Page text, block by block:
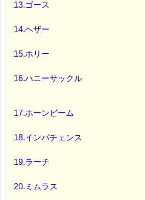
13.ゴース
14.ヘザー
15.ホリー
16.ハニーサックル
17.ホーンビーム
18.インパチェンス
19.ラーチ
20.ミムラス